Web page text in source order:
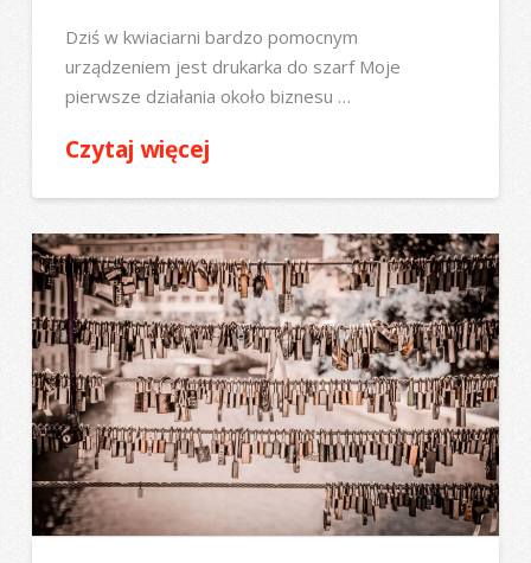
Dziś w kwiaciarni bardzo pomocnym
urządzeniem jest drukarka do szarf Moje
pierwsze działania około biznesu …
Czytaj więcej